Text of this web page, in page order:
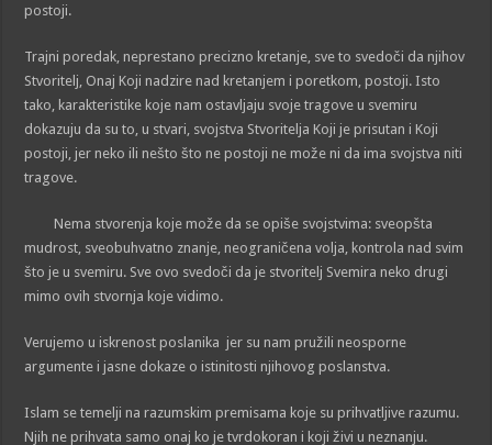
postoji.
Trajni poredak, neprestano precizno kretanje, sve to svedoči da njihov
Stvoritelj, Onaj Koji nadzire nad kretanjem i poretkom, postoji. Isto
tako, karakteristike koje nam ostavljaju svoje tragove u svemiru
dokazuju da su to, u stvari, svojstva Stvoritelja Koji je prisutan i Koji
postoji, jer neko ili nešto što ne postoji ne može ni da ima svojstva niti
tragove.
Nema stvorenja koje može da se opiše svojstvima: sveopšta
mudrost, sveobuhvatno znanje, neograničena volja, kontrola nad svim
što je u svemiru. Sve ovo svedoči da je stvoritelj Svemira neko drugi
mimo ovih stvornja koje vidimo.
Verujemo u iskrenost poslanika jer su nam pružili neosporne
argumente i jasne dokaze o istinitosti njihovog poslanstva.
Islam se temelji na razumskim premisama koje su prihvatljive razumu.
Njih ne prihvata samo onaj ko je tvrdokoran i koji živi u neznanju.